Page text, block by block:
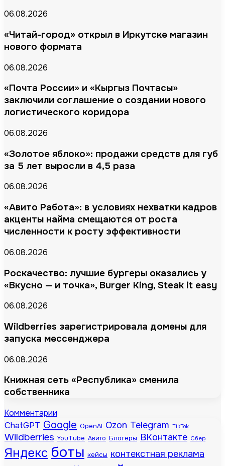
06.08.2026
«Читай-город» открыл в Иркутске магазин
нового формата
06.08.2026
«Почта России» и «Кыргыз Почтасы»
заключили соглашение о создании нового
логистического коридора
06.08.2026
«Золотое яблоко»: продажи средств для губ
за 5 лет выросли в 4,5 раза
06.08.2026
«Авито Работа»: в условиях нехватки кадров
акценты найма смещаются от роста
численности к росту эффективности
06.08.2026
Роскачество: лучшие бургеры оказались у
«Вкусно — и точка», Burger King, Steak it easy
06.08.2026
Wildberries зарегистрировала домены для
запуска мессенджера
06.08.2026
Книжная сеть «Республика» сменила
собственника
Комментарии
ChatGPT Google OpenAI Ozon Telegram TikTok
Wildberries YouTube Авито Блогеры ВКонтакте Сбер
Яндекс боты кейсы контекстная реклама